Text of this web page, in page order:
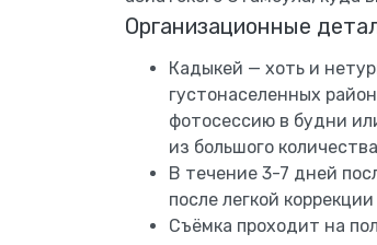
Организационные
Кадыкей — хоть и
густонаселенных
фотосессию в будни
из большого
В течение 3-7 дней
после легкой
Съёмка проходит на